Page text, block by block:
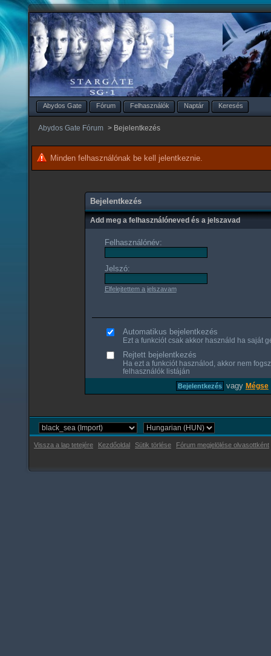
Abydos Gate Fórum Felhasználók Naptár Keresés
Abydos Gate Fórum > Bejelentkezés
Minden felhasználónak be kell jelentkeznie.
Bejelentkezés
Add meg a felhasználóneved és a jelszavad
Felhasználónév:
Jelszó:
Elfelejtettem a jelszavam
Automatikus bejelentkezés
Ezt a funkciót csak akkor használd ha saját
Rejtett bejelentkezés
Ha ezt a funkciót használod, akkor nem
felhasználók listáján
vagy Mégse
Vissza a lap tetejére Kezdőoldal Sütik törlése Fórum megjelölése olvasottként